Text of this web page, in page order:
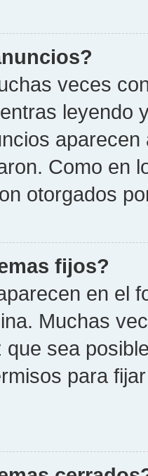
veces
leyendo
Como en
otorgados
fijos?
en el
Muchas
que sea
para